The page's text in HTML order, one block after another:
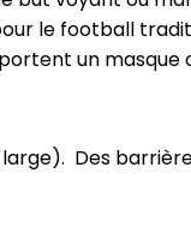
le football
un
Des